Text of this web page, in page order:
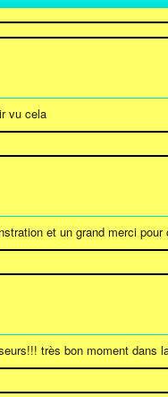
vu cela
et un grand merci
très bon moment